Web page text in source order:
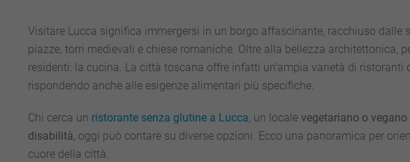
Visitare Lucca significa immergersi in un borgo affascinante, racchiuso
piazze, torri medievali e chiese romaniche. Oltre alla bellezza architettonica,
residenti: la cucina. La città toscana offre infatti un’ampia varietà di
rispondendo anche alle esigenze alimentari più specifiche.
Chi cerca un ristorante senza glutine a Lucca, un locale vegetariano o vegano
disabilità, oggi può contare su diverse opzioni. Ecco una panoramica per
cuore della città.